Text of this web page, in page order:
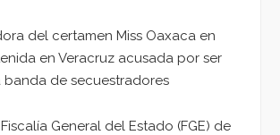
del certamen Miss Oaxaca en
en Veracruz acusada por ser
banda de secuestradores
General del Estado (FGE) de